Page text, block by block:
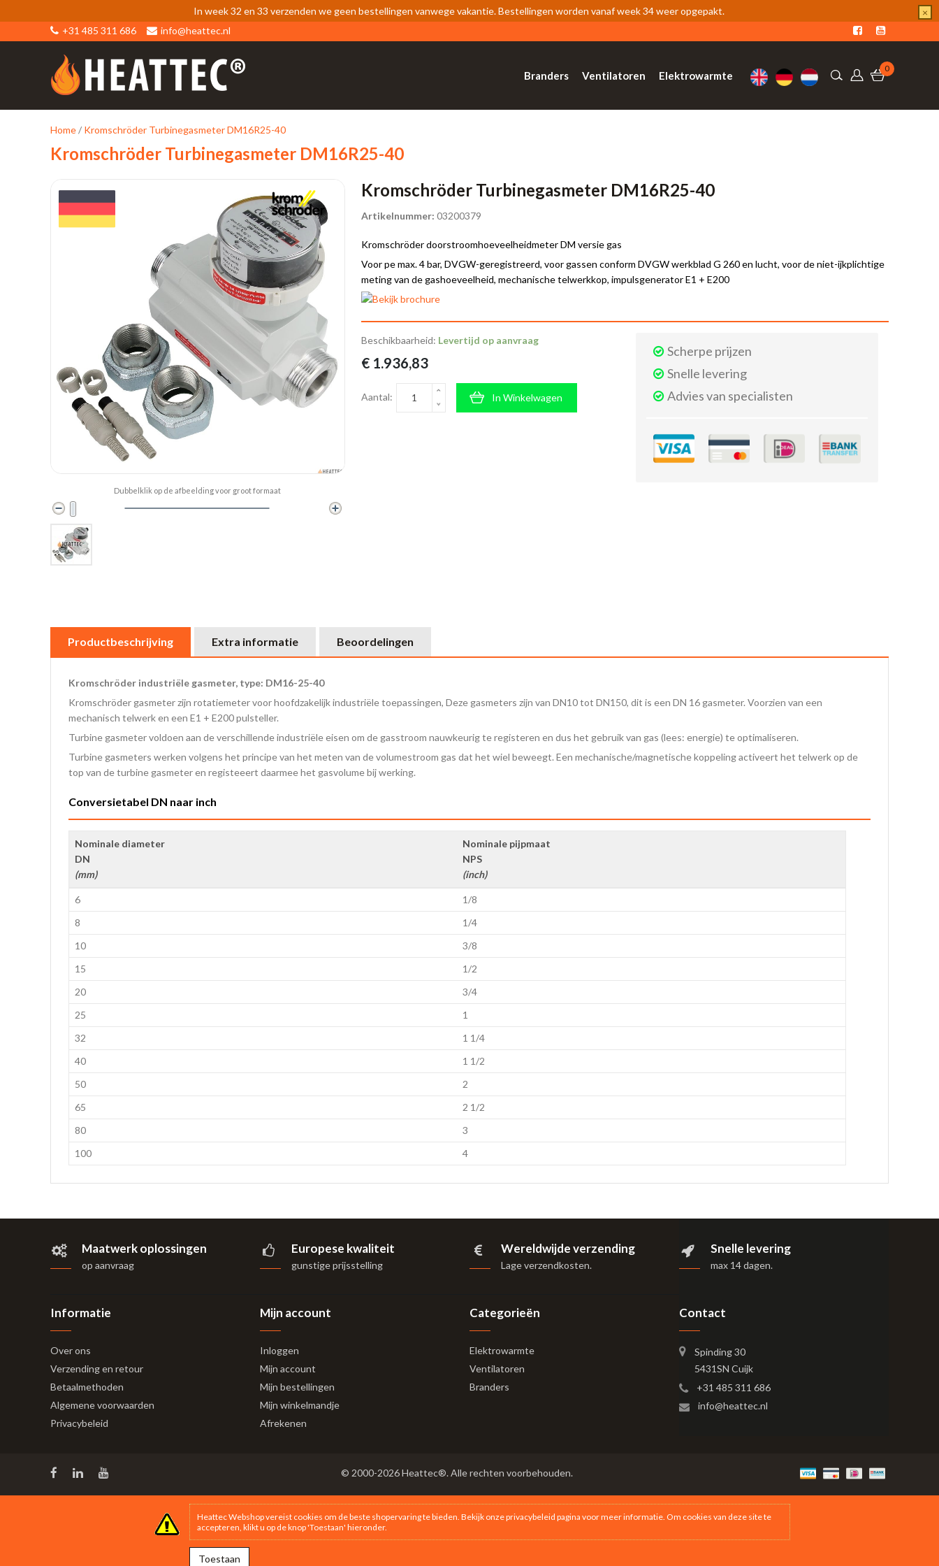
In week 32 en 33 verzenden we geen bestellingen vanwege vakantie. Bestellingen worden vanaf week 34 weer opgepakt.
×
+31 485 311 686
info@heattec.nl
0
Branders Ventilatoren Elektrowarmte
Home/ Kromschröder Turbinegasmeter DM16R25-40
Kromschröder Turbinegasmeter DM16R25-40
Dubbelklik op de afbeelding voor groot formaat
Kromschröder Turbinegasmeter DM16R25-40
Artikelnummer: 03200379
Kromschröder doorstroomhoeveelheidmeter DM versie gas
Voor pe max. 4 bar, DVGW-geregistreerd, voor gassen conform DVGW werkblad G 260 en lucht, voor de niet-ijkplichtige
meting van de gashoeveelheid, mechanische telwerkkop, impulsgenerator E1 + E200
Beschikbaarheid: Levertijd op aanvraag
€ 1.936,83
Aantal: In Winkelwagen
Scherpe prijzen
Snelle levering
Advies van specialisten
Productbeschrijving Extra informatie Beoordelingen
Kromschröder industriële gasmeter, type: DM16-25-40
Kromschröder gasmeter zijn rotatiemeter voor hoofdzakelijk industriële toepassingen, Deze gasmeters zijn van DN10 tot DN150, dit is een DN 16 gasmeter. Voorzien van een
mechanisch telwerk en een E1 + E200 pulsteller.
Turbine gasmeter voldoen aan de verschillende industriële eisen om de gasstroom nauwkeurig te registeren en dus het gebruik van gas (lees: energie) te optimaliseren.
Turbine gasmeters werken volgens het principe van het meten van de volumestroom gas dat het wiel beweegt. Een mechanische/magnetische koppeling activeert het telwerk op de
top van de turbine gasmeter en registeeert daarmee het gasvolume bij werking.
Conversietabel DN naar inch
Nominale diameter
DN
(mm)
Nominale pijpmaat
NPS
(inch)
6
1/8
8
1/4
10
3/8
15
1/2
20
3/4
25
1
32
1 1/4
40
1 1/2
50
2
65
2 1/2
80
3
100
4
Maatwerk oplossingen
op aanvraag
Europese kwaliteit
gunstige prijsstelling
Wereldwijde verzending
Lage verzendkosten.
Snelle levering
max 14 dagen.
Informatie
Over ons
Verzending en retour
Betaalmethoden
Algemene voorwaarden
Privacybeleid
Mijn account
Inloggen
Mijn account
Mijn bestellingen
Mijn winkelmandje
Afrekenen
Categorieën
Elektrowarmte
Ventilatoren
Branders
Contact
Spinding 30
5431SN Cuijk
+31 485 311 686
info@heattec.nl
© 2000-2026 Heattec®. Alle rechten voorbehouden.
Heattec Webshop vereist cookies om de beste shopervaring te bieden. Bekijk onzeprivacybeleid pagina voor meer informatie. Om cookies van deze site te
accepteren, klikt u op de knop 'Toestaan' hieronder.
Toestaan